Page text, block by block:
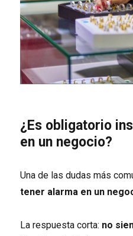
¿Es obligatorio
en un negocio?
Una de las dudas más
tener alarma en un
La respuesta corta: no